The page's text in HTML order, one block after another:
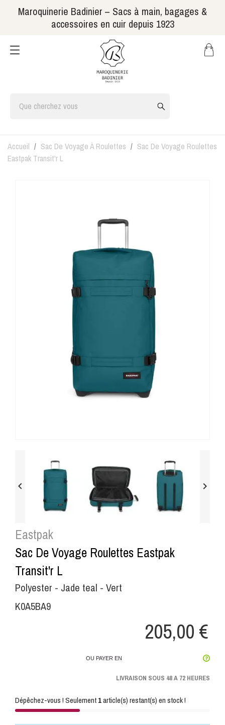
Maroquinerie Badinier – Sacs à main, bagages &
accessoires en cuir depuis 1923
Accueil Sac De Voyage À Roulettes
Sac De Voyage Roulettes
Eastpak Transit'r L
 
Eastpak
Sac De Voyage Roulettes Eastpak
Transit'r L
Polyester - Jade teal - Vert
K0A5BA9
205,00 €
OU PAYER EN
LIVRAISON SOUS 48 A 72 HEURES
Dépêchez-vous ! Seulement1article(s) restant(s) en stock !